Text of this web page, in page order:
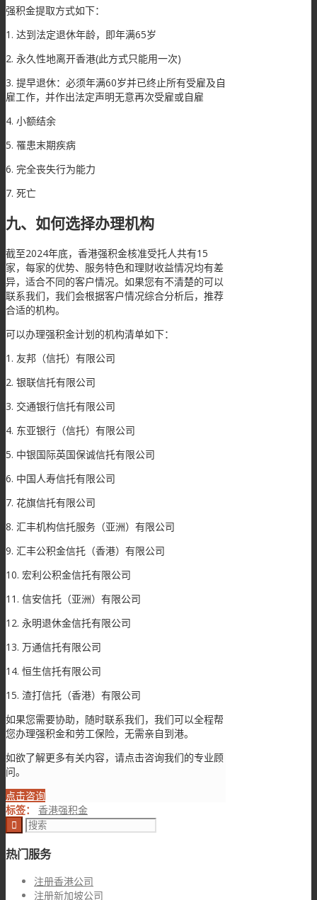
强积金提取方式如下：
1. 达到法定退休年龄，即年满65岁
2. 永久性地离开香港(此方式只能用一次)
3. 提早退休：必须年满60岁并已终止所有受雇及自
雇工作，并作出法定声明无意再次受雇或自雇
4. 小额结余
5. 罹患末期疾病
6. 完全丧失行为能力
7. 死亡
九、如何选择办理机构
截至2024年底，香港强积金核准受托人共有15
家，每家的优势、服务特色和理财收益情况均有差
异，适合不同的客户情况。如果您有不清楚的可以
联系我们，我们会根据客户情况综合分析后，推荐
合适的机构。
可以办理强积金计划的机构清单如下：
1. 友邦（信托）有限公司
2. 银联信托有限公司
3. 交通银行信托有限公司
4. 东亚银行（信托）有限公司
5. 中银国际英国保诚信托有限公司
6. 中国人寿信托有限公司
7. 花旗信托有限公司
8. 汇丰机构信托服务（亚洲）有限公司
9. 汇丰公积金信托（香港）有限公司
10. 宏利公积金信托有限公司
11. 信安信托（亚洲）有限公司
12. 永明退休金信托有限公司
13. 万通信托有限公司
14. 恒生信托有限公司
15. 渣打信托（香港）有限公司
如果您需要协助，随时联系我们，我们可以全程帮
您办理强积金和劳工保险，无需亲自到港。
如欲了解更多有关内容，请点击咨询我们的专业顾
问。
点击咨询
标签：
香港强积金
热门服务
注册香港公司
注册新加坡公司